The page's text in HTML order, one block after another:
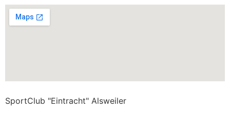
SportClub "Eintracht" Alsweiler